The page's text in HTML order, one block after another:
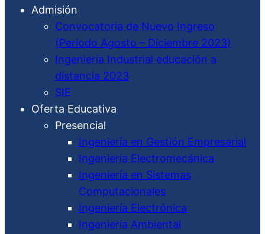
Admisión
Convocatoria de Nuevo Ingreso
(Periodo Agosto – Diciembre 2023)
Ingeniería Industrial educación a
distancia 2023
SIE
Oferta Educativa
Presencial
Ingeniería en Gestión Empresarial
Ingeniería Electromecánica
Ingeniería en Sistemas
Computacionales
Ingeniería Electrónica
Ingeniería Ambiental